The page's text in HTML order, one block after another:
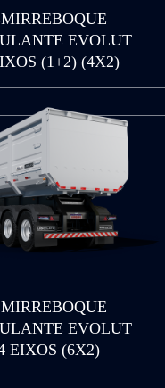
EVOLUT
(1+2) (4X2)
EVOLUT
EIXOS (6X2)